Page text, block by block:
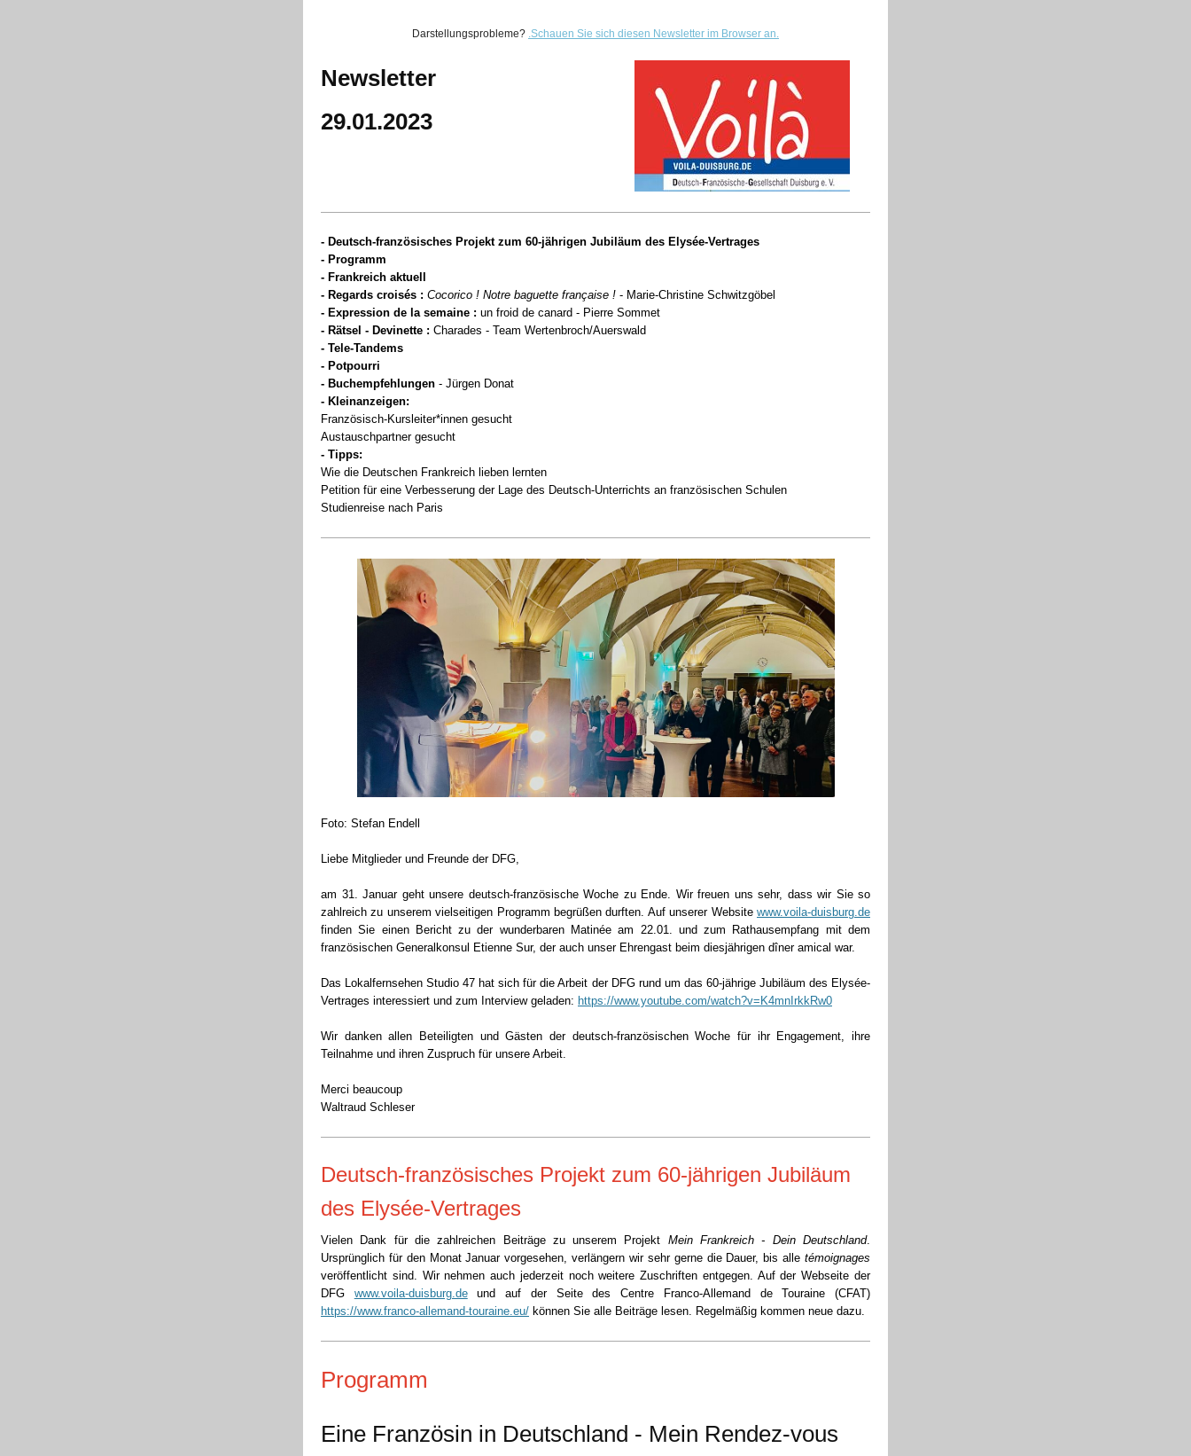
Darstellungsprobleme? .Schauen Sie sich diesen Newsletter im Browser an.
Newsletter
29.01.2023
- Deutsch-französisches Projekt zum 60-jährigen Jubiläum des Elysée-Vertrages
- Programm
- Frankreich aktuell
- Regards croisés : Cocorico ! Notre baguette française ! - Marie-Christine Schwitzgöbel
- Expression de la semaine : un froid de canard - Pierre Sommet
- Rätsel - Devinette : Charades - Team Wertenbroch/Auerswald
- Tele-Tandems
- Potpourri
- Buchempfehlungen - Jürgen Donat
- Kleinanzeigen:
Französisch-Kursleiter*innen gesucht
Austauschpartner gesucht
- Tipps:
Wie die Deutschen Frankreich lieben lernten
Petition für eine Verbesserung der Lage des Deutsch-Unterrichts an französischen Schulen
Studienreise nach Paris
Foto: Stefan Endell
Liebe Mitglieder und Freunde der DFG,
am 31. Januar geht unsere deutsch-französische Woche zu Ende. Wir freuen uns sehr, dass wir Sie so
zahlreich zu unserem vielseitigen Programm begrüßen durften. Auf unserer Website www.voila-duisburg.de
finden Sie einen Bericht zu der wunderbaren Matinée am 22.01. und zum Rathausempfang mit dem
französischen Generalkonsul Etienne Sur, der auch unser Ehrengast beim diesjährigen dîner amical war.
Das Lokalfernsehen Studio 47 hat sich für die Arbeit der DFG rund um das 60-jährige Jubiläum des Elysée-
Vertrages interessiert und zum Interview geladen: https://www.youtube.com/watch?v=K4mnIrkkRw0
Wir danken allen Beteiligten und Gästen der deutsch-französischen Woche für ihr Engagement, ihre
Teilnahme und ihren Zuspruch für unsere Arbeit.
Merci beaucoup
Waltraud Schleser
Deutsch-französisches Projekt zum 60-jährigen Jubiläum
des Elysée-Vertrages
Vielen Dank für die zahlreichen Beiträge zu unserem Projekt Mein Frankreich - Dein Deutschland.
Ursprünglich für den Monat Januar vorgesehen, verlängern wir sehr gerne die Dauer, bis alle témoignages
veröffentlicht sind. Wir nehmen auch jederzeit noch weitere Zuschriften entgegen. Auf der Webseite der
DFG www.voila-duisburg.deund auf der Seite desCentre Franco-Allemand de Touraine (CFAT)
https://www.franco-allemand-touraine.eu/ können Sie alle Beiträge lesen. Regelmäßig kommen neue dazu.
Programm
Eine Französin in Deutschland - Mein Rendez-vous